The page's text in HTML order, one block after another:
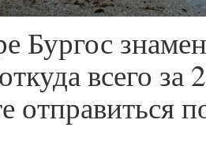
Бургос
всего за
отправиться